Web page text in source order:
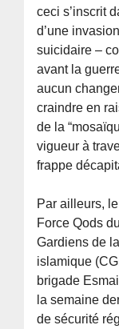
ceci s’inscrit
d’une
suicidaire –
avant la
aucun
craindre en
de la
vigueur à
frappe
Par ailleurs,
Force Qods
Gardiens de
islamique
brigade
la semaine
de sécurité